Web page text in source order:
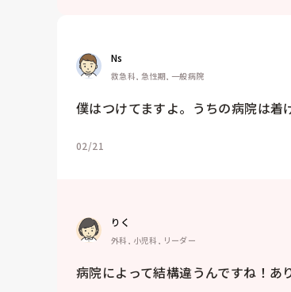
Ns
救急科, 急性期, 一般病院
僕はつけてますよ。うちの病院は着
02/21
りく
外科, 小児科, リーダー
病院によって結構違うんですね！あ